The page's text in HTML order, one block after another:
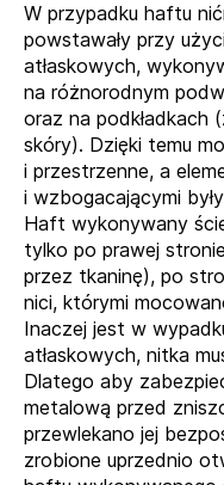
W przypadku haftu
powstawały przy
atłaskowych,
na różnorodnym
oraz na podkładkach
skóry). Dzięki temu
i przestrzenne, a
i wzbogacającymi
Haft wykonywany
tylko po prawej
przez tkaninę), po
nici, którymi
Inaczej jest w
atłaskowych, nitka
Dlatego aby
metalową przed
przewlekano jej
zrobione uprzednio